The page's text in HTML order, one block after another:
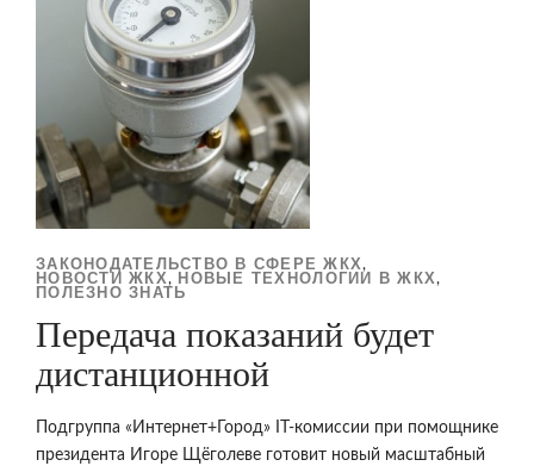
ЗАКОНОДАТЕЛЬСТВО В СФЕРЕ ЖКХ,
НОВОСТИ ЖКХ, НОВЫЕ ТЕХНОЛОГИИ В ЖКХ,
ПОЛЕЗНО ЗНАТЬ
Передача показаний будет
дистанционной
Подгруппа «Интернет+Город» IT-комиссии при помощнике
президента Игоре Щёголеве готовит новый масштабный